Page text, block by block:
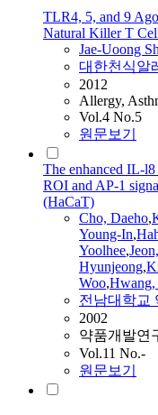
TLR4, 5, and 9
Natural Killer T
Jae-Uoong
대한천식알
2012
Allergy,
Vol.4 No.5
원문보기
The enhanced IL-
ROI and AP-1
(HaCaT)
Cho, Daeho,
Young-In,
Yoolhee,
Hyunjeong,
Woo,Hwang,
전남대학교
2002
약품개발연
Vol.11 No.-
원문보기